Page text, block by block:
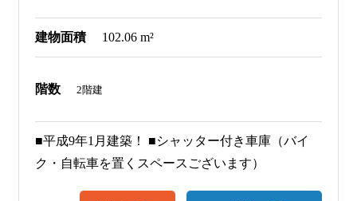
建物面積 102.06 m²
階数 2階建
■平成9年1月建築！ ■シャッター付き車庫（バイ
ク・自転車を置くスペースございます）